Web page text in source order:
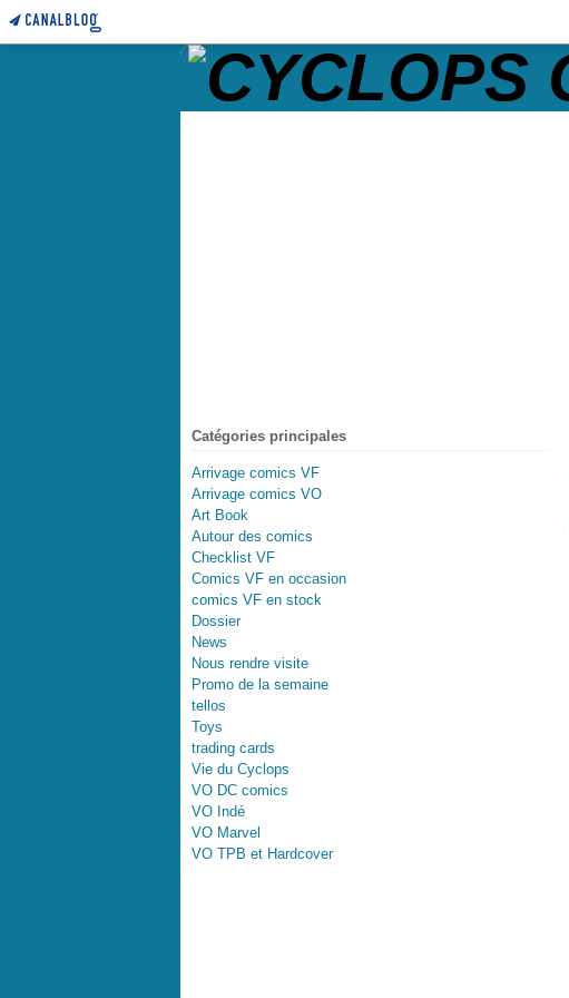
Catégories principales
Arrivage comics VF
Arrivage comics VO
Art Book
Autour des comics
Checklist VF
Comics VF en occasion
comics VF en stock
Dossier
News
Nous rendre visite
Promo de la semaine
tellos
Toys
trading cards
Vie du Cyclops
VO DC comics
VO Indé
VO Marvel
VO TPB et Hardcover